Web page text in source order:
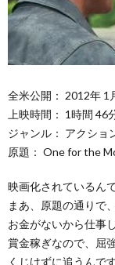
全米公開： 2012年 1
上映時間： 1時間 46
ジャンル： アクショ
原題： One for the
映画化されているん
まあ、原題の通りで
お金がないから仕事
賞金稼ぎなので、屈
くじけずに追うんで